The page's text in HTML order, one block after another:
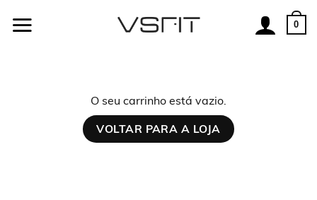
0
O seu carrinho está vazio.
VOLTAR PARA A LOJA